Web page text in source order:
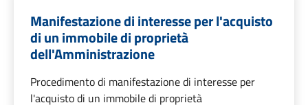
Manifestazione di interesse per l'acquisto
di un immobile di proprietà
dell'Amministrazione
Procedimento di manifestazione di interesse per
l'acquisto di un immobile di proprietà